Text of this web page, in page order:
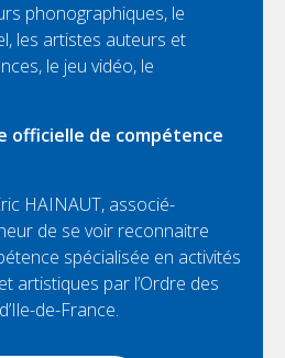
phonographiques, le
les artistes auteurs et
le jeu vidéo, le
officielle de compétence
HAINAUT, associé-
de se voir reconnaitre
spécialisée en activités
artistiques par l’Ordre des
de-France.